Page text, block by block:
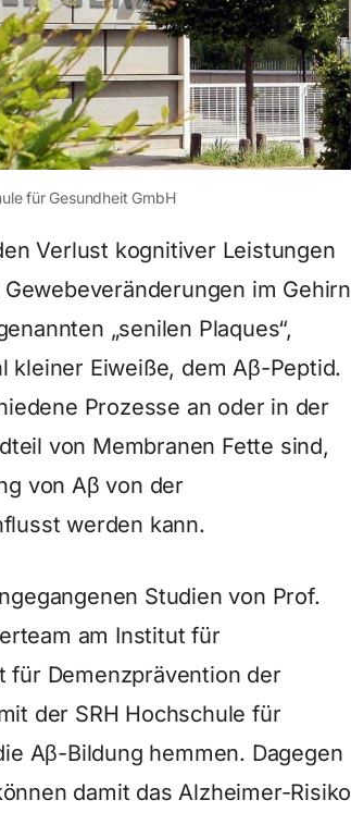
für Gesundheit GmbH
Verlust kognitiver Leistungen
im Gehirn
„senilen Plaques“,
kleiner Eiweiße, dem Aβ-Peptid.
Prozesse an oder in der
von Membranen Fette sind,
von Aβ von der
werden kann.
Studien von Prof.
am Institut für
für Demenzprävention der
der SRH Hochschule für
Aβ-Bildung hemmen. Dagegen
damit das Alzheimer-Risiko